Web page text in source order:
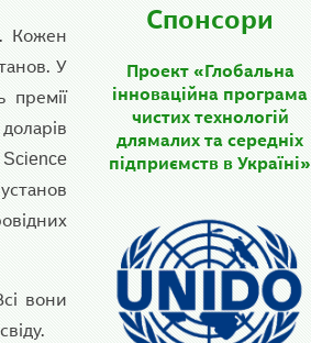
Кожен
У
премії
Science
вони
Спонсори
Проект «Глобальна
інноваційна програма
чистих технологій
длямалих та середніх
підприємств в Україні»